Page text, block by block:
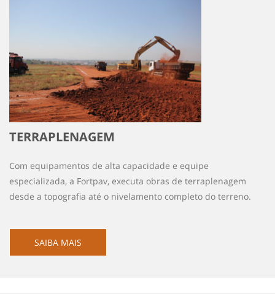
TERRAPLENAGEM
Com equipamentos de alta capacidade e equipe
especializada, a Fortpav, executa obras de terraplenagem
desde a topografia até o nivelamento completo do terreno.
SAIBA MAIS